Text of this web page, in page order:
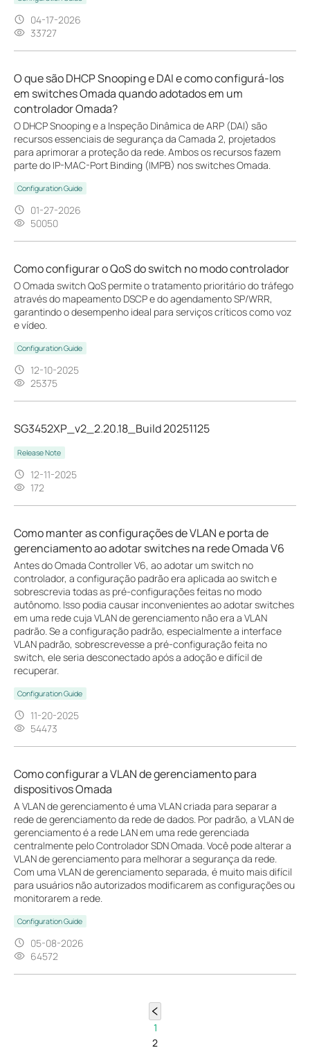
04-17-2026
33727
O que são DHCP Snooping e DAI e como configurá-los
em switches Omada quando adotados em um
controlador Omada?
O DHCP Snooping e a Inspeção Dinâmica de ARP (DAI) são
recursos essenciais de segurança da Camada 2, projetados
para aprimorar a proteção da rede. Ambos os recursos fazem
parte do IP-MAC-Port Binding (IMPB) nos switches Omada.
Configuration Guide
01-27-2026
50050
Como configurar o QoS do switch no modo controlador
O Omada switch QoS permite o tratamento prioritário do tráfego
através do mapeamento DSCP e do agendamento SP/WRR,
garantindo o desempenho ideal para serviços críticos como voz
e vídeo.
Configuration Guide
12-10-2025
25375
SG3452XP_v2_2.20.18_Build 20251125
Release Note
12-11-2025
172
Como manter as configurações de VLAN e porta de
gerenciamento ao adotar switches na rede Omada V6
Antes do Omada Controller V6, ao adotar um switch no
controlador, a configuração padrão era aplicada ao switch e
sobrescrevia todas as pré-configurações feitas no modo
autônomo. Isso podia causar inconvenientes ao adotar switches
em uma rede cuja VLAN de gerenciamento não era a VLAN
padrão. Se a configuração padrão, especialmente a interface
VLAN padrão, sobrescrevesse a pré-configuração feita no
switch, ele seria desconectado após a adoção e difícil de
recuperar.
Configuration Guide
11-20-2025
54473
Como configurar a VLAN de gerenciamento para
dispositivos Omada
A VLAN de gerenciamento é uma VLAN criada para separar a
rede de gerenciamento da rede de dados. Por padrão, a VLAN de
gerenciamento é a rede LAN em uma rede gerenciada
centralmente pelo Controlador SDN Omada. Você pode alterar a
VLAN de gerenciamento para melhorar a segurança da rede.
Com uma VLAN de gerenciamento separada, é muito mais difícil
para usuários não autorizados modificarem as configurações ou
monitorarem a rede.
Configuration Guide
05-08-2026
64572
1
2